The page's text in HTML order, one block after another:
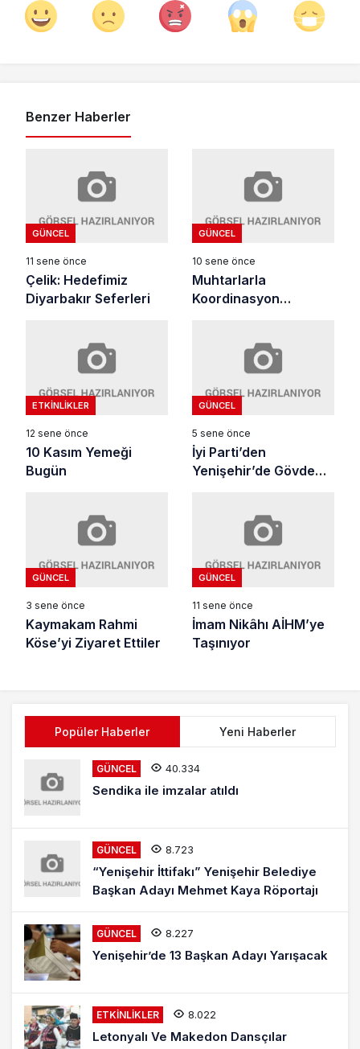
Benzer Haberler
GÜNCEL
11 sene önce
Çelik: Hedefimiz
Diyarbakır Seferleri
GÜNCEL
10 sene önce
Muhtarlarla
Koordinasyon
ETKINLIKLER
12 sene önce
10 Kasım Yemeği
Bugün
GÜNCEL
5 sene önce
İyi Parti’den
Yenişehir’de Gövde
GÜNCEL
3 sene önce
Kaymakam Rahmi
Köse’yi Ziyaret Ettiler
GÜNCEL
11 sene önce
İmam Nikâhı AİHM’ye
Taşınıyor
Popüler Haberler Yeni Haberler
GÜNCEL 40.334
Sendika ile imzalar atıldı
GÜNCEL 8.723
“Yenişehir İttifakı” Yenişehir Belediye
Başkan Adayı Mehmet Kaya Röportajı
GÜNCEL 8.227
Yenişehir’de 13 Başkan Adayı Yarışacak
ETKINLIKLER 8.022
Letonyalı Ve Makedon Dansçılar